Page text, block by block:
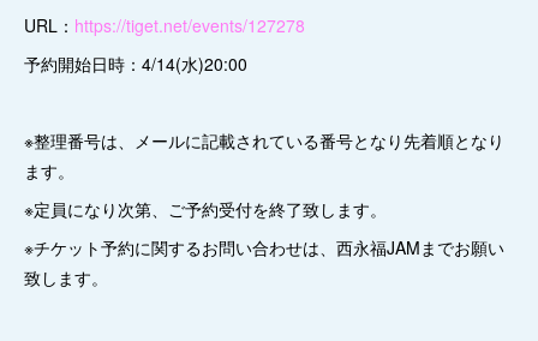
URL： https://tiget.net/events/127278
予約開始日時：4/14(水)20:00
※整理番号は、メールに記載されている番号となり先着順となり
ます。
※定員になり次第、ご予約受付を終了致します。
※チケット予約に関するお問い合わせは、西永福JAMまでお願い
致します。